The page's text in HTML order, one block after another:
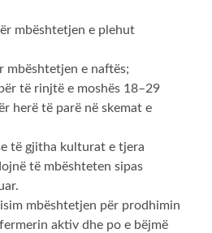
mbështetjen e plehut
mbështetjen e naftës;
të rinjtë e moshës 18–29
herë të parë në skemat e
të gjitha kulturat e tjera
të mbështeten sipas
mbështetjen për prodhimin
aktiv dhe po e bëjmë